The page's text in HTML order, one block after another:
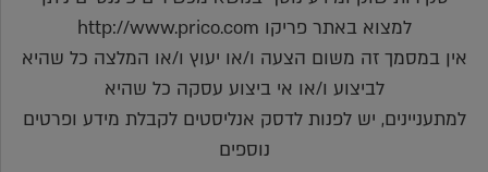
למצוא באתר פריקו http://www.prico.com
אין במסמך זה משום הצעה ו/או יעוץ ו/או המלצה כל שהיא
לביצוע ו/או אי ביצוע עסקה כל שהיא
למתעניינים, יש לפנות לדסק אנליסטים לקבלת מידע ופרטים
נוספים